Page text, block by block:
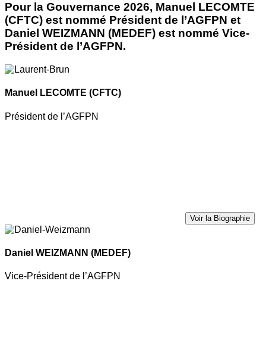
Pour la Gouvernance 2026, Manuel LECOMTE
(CFTC) est nommé Président de l’AGFPN et
Daniel WEIZMANN (MEDEF) est nommé Vice-
Président de l’AGFPN.
Manuel LECOMTE (CFTC)
Président de l’AGFPN
Voir la Biographie
Daniel WEIZMANN (MEDEF)
Vice-Président de l’AGFPN